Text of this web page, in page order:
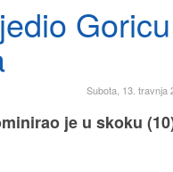
Subota, 13. travnja
je u skoku